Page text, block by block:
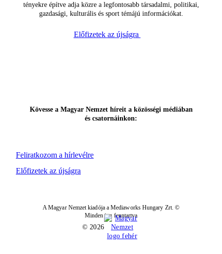
tényekre építve adja közre a legfontosabb társadalmi, politikai,
gazdasági, kulturális és sport témájú információkat.
Előfizetek az újságra
Feliratkozom a hírlevélre
Kövesse a Magyar Nemzet híreit a közösségi médiában
és csatornáinkon:
Előfizetek az újságra
A Magyar Nemzet kiadója a Mediaworks Hungary Zrt. ©
Minden jog fenntartva
© 2026